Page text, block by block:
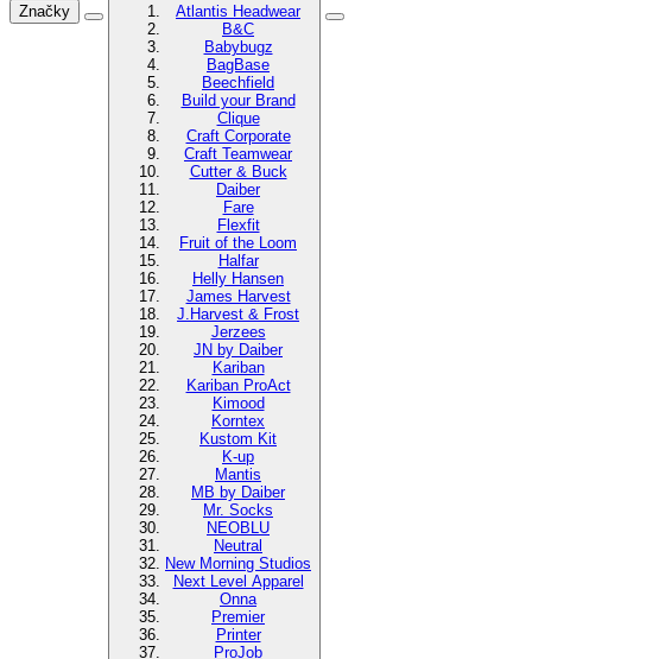
Značky
Atlantis Headwear
B&C
Babybugz
BagBase
Beechfield
Build your Brand
Clique
Craft Corporate
Craft Teamwear
Cutter & Buck
Daiber
Fare
Flexfit
Fruit of the Loom
Halfar
Helly Hansen
James Harvest
J.Harvest & Frost
Jerzees
JN by Daiber
Kariban
Kariban ProAct
Kimood
Korntex
Kustom Kit
K-up
Mantis
MB by Daiber
Mr. Socks
NEOBLU
Neutral
New Morning Studios
Next Level Apparel
Onna
Premier
Printer
ProJob